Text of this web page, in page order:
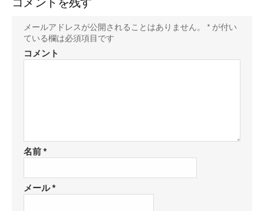
メールアドレスが公開されることはありません。 * が付い
ている欄は必須項目です
コメント
名前*
メール*